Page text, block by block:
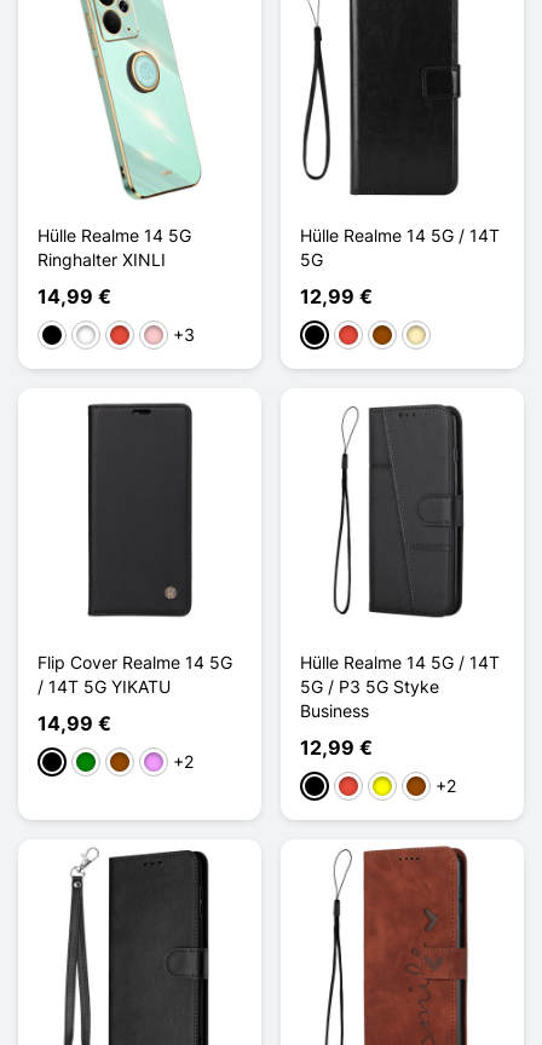
Hülle Realme 14 5G
Ringhalter XINLI
14,99 €
Schwarz
WeißRot Pink+3
Hülle Realme 14 5G / 14T
5G
12,99 €
Schwarz
Rot BraunGolden
Flip Cover Realme 14 5G
/ 14T 5G YIKATU
14,99 €
Schwarz
GrünBraunHellviolett
+2
Hülle Realme 14 5G / 14T
5G / P3 5G Styke
Business
12,99 €
Schwarz
Rot GelbBraun
+2